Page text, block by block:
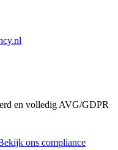
en volledig AVG/GDPR
ons compliance